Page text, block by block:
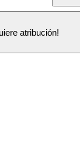
atribución!